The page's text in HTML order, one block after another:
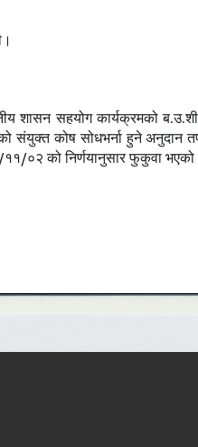
शासन सहयोग कार्यक्रमको
संयुक्त कोष सोधभर्ना हुने
०२ को निर्णयानुसार फुकुवा भएको